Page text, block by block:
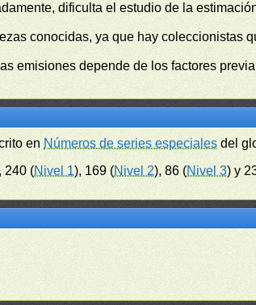
dificulta el estudio de la
conocidas, ya que hay coleccionistas
emisiones depende de los factores
en Números de series especiales del
240 (Nivel 1), 169 (Nivel 2), 86 (Nivel 3) y